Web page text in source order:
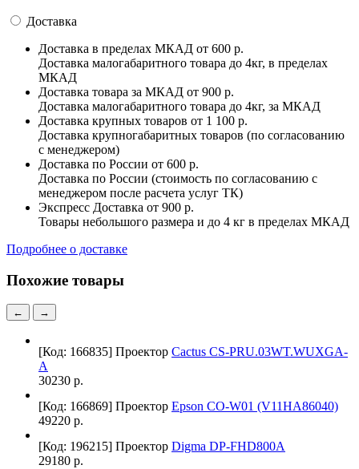
Доставка
Доставка в пределах МКАД от 600 р.
Доставка малогабаритного товара до 4кг, в пределах
МКАД
Доставка товара за МКАД от 900 р.
Доставка малогабаритного товара до 4кг, за МКАД
Доставка крупных товаров от 1 100 р.
Доставка крупногабаритных товаров (по согласованию
с менеджером)
Доставка по России от 600 р.
Доставка по России (стоимость по согласованию с
менеджером после расчета услуг ТК)
Экспресс Доставка от 900 р.
Товары небольшого размера и до 4 кг в пределах МКАД
Подробнее о доставке
Похожие товары
← →
[Код: 166835] Проектор Cactus CS-PRU.03WT.WUXGA-
A
30230 р.
[Код: 166869] Проектор Epson CO-W01 (V11HA86040)
49220 р.
[Код: 196215] Проектор Digma DP-FHD800A
29180 р.